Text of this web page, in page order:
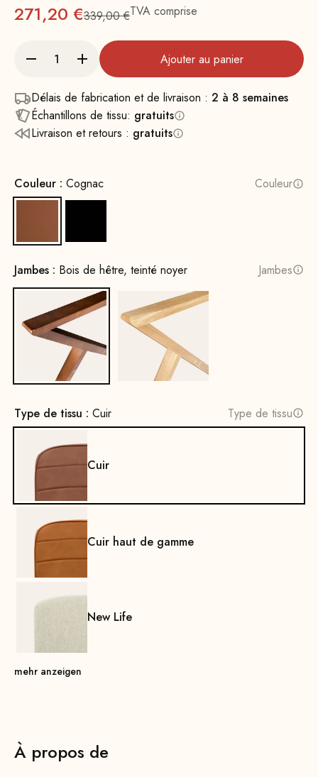
Prix
271,20 €Prix normal : 339
339,00 €TVA comprise
Ajouter au panier
Délais de fabrication et de livraison : 2 à 8 semaines
Échantillons de tissu: gratuits
Livraison et retours : gratuits
Couleur : Cognac Couleur
Jambes : Bois de hêtre, teinté noyer Jambes
Bois de hêtre, teinté noyerBois de chêne, naturel
Type de tissu : Cuir Type de tissu
Cuir
Cuir haut de gamme
New Life
mehr anzeigen
À propos de